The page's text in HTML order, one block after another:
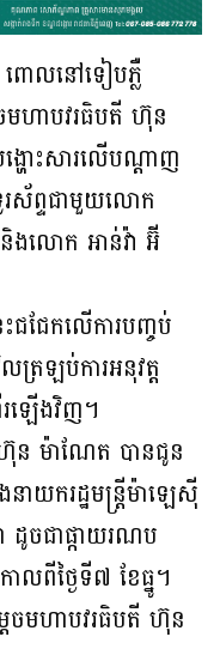
ោលនៅទៀបភ្លឺ
ចមហាបវរធិបតី ហ៊ុន
ង្ហោះសារលើបណ្តាញ
រស័ព្ទជាមួយលោក
ងលោក អាន់វ៉ា អ៊ី
ជជែកលើការបញ្ចប់
ត្រឡប់ការអនុវត្ត
រឡើងវិញ។
ហ៊ុន ម៉ាណែត បានជូន
យករដ្ឋមន្ត្រីម៉ាឡេស៊ី
ដូចជាផ្កាយរណប
ាលពីថ្ងៃទី៧ ខែធ្នូ។
ចមហាបវរធិបតី ហ៊ុន